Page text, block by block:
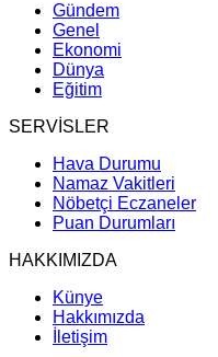
Gündem
Genel
Ekonomi
Dünya
Eğitim
SERVİSLER
Hava Durumu
Namaz Vakitleri
Nöbetçi Eczaneler
Puan Durumları
HAKKIMIZDA
Künye
Hakkımızda
İletişim